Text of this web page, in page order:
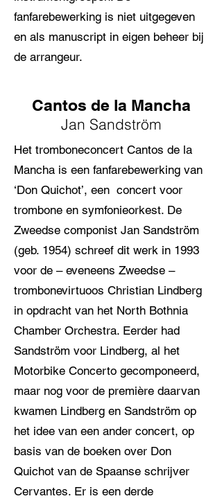
fanfarebewerking is niet uitgegeven
en als manuscript in eigen beheer bij
de arrangeur.
Cantos de la Mancha
Jan Sandström
Het tromboneconcert Cantos de la
Mancha is een fanfarebewerking van
‘Don Quichot’, een concert voor
trombone en symfonieorkest. De
Zweedse componist Jan Sandström
(geb. 1954) schreef dit werk in 1993
voor de – eveneens Zweedse –
trombonevirtuoos Christian Lindberg
in opdracht van het North Bothnia
Chamber Orchestra. Eerder had
Sandström voor Lindberg, al het
Motorbike Concerto gecomponeerd,
maar nog voor de première daarvan
kwamen Lindberg en Sandström op
het idee van een ander concert, op
basis van de boeken over Don
Quichot van de Spaanse schrijver
Cervantes. Er is een derde